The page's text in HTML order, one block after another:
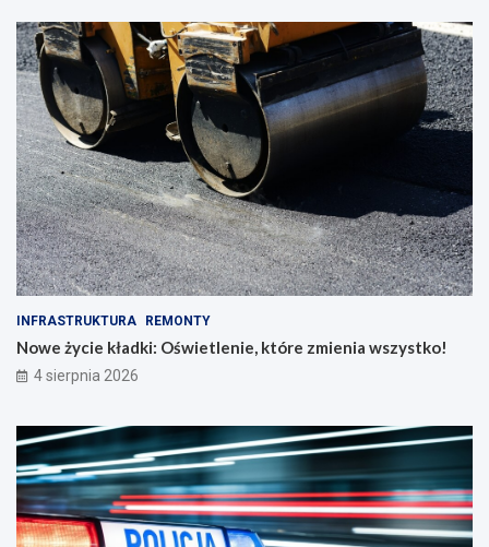
INFRASTRUKTURA REMONTY
Nowe życie kładki: Oświetlenie, które zmienia wszystko!
4 sierpnia 2026